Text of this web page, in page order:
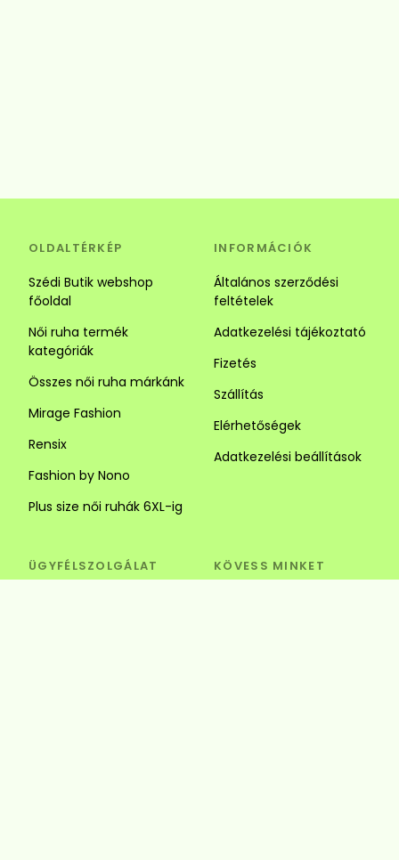
OLDALTÉRKÉP
Szédi Butik webshop
főoldal
Női ruha termék
kategóriák
Összes női ruha márkánk
Mirage Fashion
Rensix
Fashion by Nono
Plus size női ruhák 6XL-ig
INFORMÁCIÓK
Általános szerződési
feltételek
Adatkezelési tájékoztató
Fizetés
Szállítás
Elérhetőségek
Adatkezelési beállítások
ÜGYFÉLSZOLGÁLAT KÖVESS MINKET